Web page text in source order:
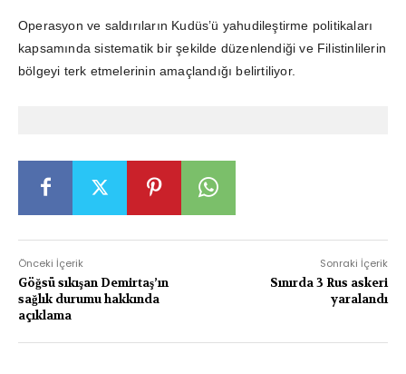
Operasyon ve saldırıların Kudüs’ü yahudileştirme politikaları
kapsamında sistematik bir şekilde düzenlendiği ve Filistinlilerin
bölgeyi terk etmelerinin amaçlandığı belirtiliyor.
Önceki İçerik
Göğsü sıkışan Demirtaş’ın
sağlık durumu hakkında
açıklama
Sonraki İçerik
Sınırda 3 Rus askeri
yaralandı